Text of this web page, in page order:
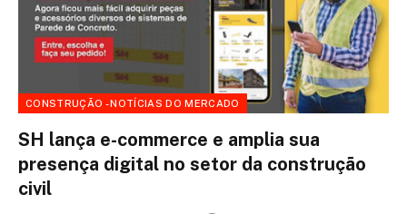
CONSTRUÇÃO - NOTÍCIAS DO MERCADO
SH lança e-commerce e amplia sua
presença digital no setor da construção
civil